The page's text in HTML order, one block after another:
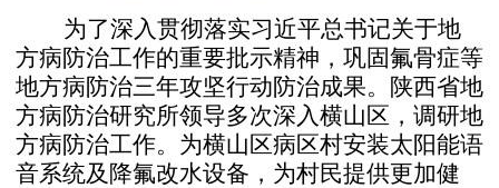
为了深入贯彻落实习近平总书记关于地
方病防治工作的重要批示精神，巩固氟骨症等
地方病防治三年攻坚行动防治成果。陕西省地
方病防治研究所领导多次深入横山区，调研地
方病防治工作。为横山区病区村安装太阳能语
音系统及降氟改水设备，为村民提供更加健